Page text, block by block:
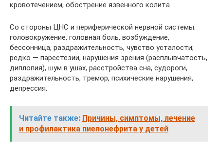
кровотечением, обострение язвенного колита.
Со стороны ЦНС и периферической нервной системы:
головокружение, головная боль, возбуждение,
бессонница, раздражительность, чувство усталости;
редко — парестезии, нарушения зрения (расплывчатость,
диплопия), шум в ушах, расстройства сна, судороги,
раздражительность, тремор, психические нарушения,
депрессия.
Читайте также: Причины, симптомы, лечение
и профилактика пиелонефрита у детей